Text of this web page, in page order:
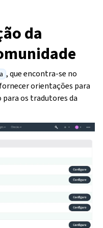
da
, que encontra-se no
orientações para
os tradutores da